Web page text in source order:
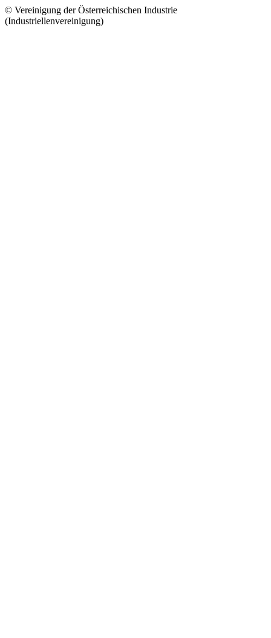
© Vereinigung der Österreichischen Industrie
(Industriellenvereinigung)